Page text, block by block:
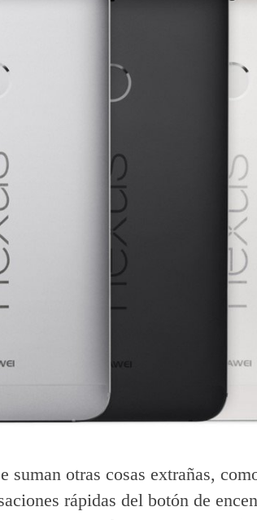
suman otras cosas extrañas,
rápidas del botón de